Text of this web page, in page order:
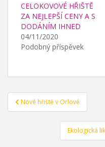
CELOKOVOVÉ HŘIŠTĚ
ZA NEJLEPŠÍ CENY A S
DODÁNÍM IHNED
04/11/2020
Podobný příspěvek
Navigace
pro
příspěvek
Nové hřiště v Orlové
Ekologická